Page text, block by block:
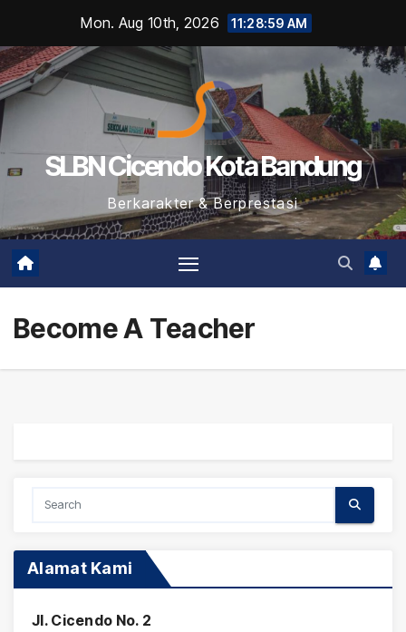
content
Mon. Aug 10th, 2026 11:29:00 AM
SLBN Cicendo Kota Bandung
Berkarakter & Berprestasi
Become A Teacher
Alamat Kami
Jl. Cicendo No. 2